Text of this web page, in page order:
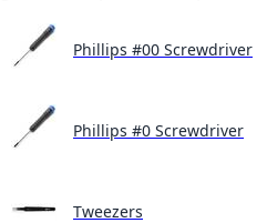
Phillips #00 Screwdriver
Phillips #0 Screwdriver
Tweezers